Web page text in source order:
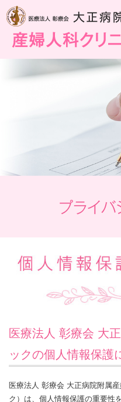
医療法人 彰療会 大
ックの個人情報保護
医療法人 彰療会 大正病院附属
ク）は、個人情報保護の重要性